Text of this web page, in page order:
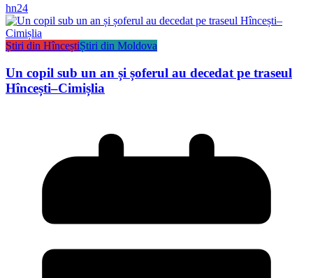
hn24
Știri din HînceștiȘtiri din Moldova
Un copil sub un an și șoferul au decedat pe traseul
Hîncești–Cimișlia